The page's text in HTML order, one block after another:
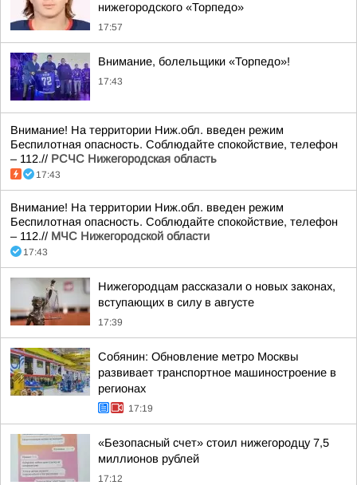
нижегородского «Торпедо»
17:57
Внимание, болельщики «Торпедо»!
17:43
Внимание! На территории Ниж.обл. введен режим
Беспилотная опасность. Соблюдайте спокойствие, телефон
– 112.// РСЧС Нижегородская область
17:43
Внимание! На территории Ниж.обл. введен режим
Беспилотная опасность. Соблюдайте спокойствие, телефон
– 112.// МЧС Нижегородской области
17:43
Нижегородцам рассказали о новых законах,
вступающих в силу в августе
17:39
Собянин: Обновление метро Москвы
развивает транспортное машиностроение в
регионах
17:19
«Безопасный счет» стоил нижегородцу 7,5
миллионов рублей
17:12